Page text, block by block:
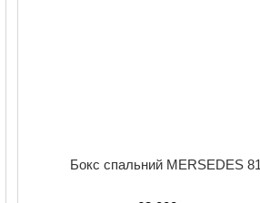
Бокс спальний MERSEDES